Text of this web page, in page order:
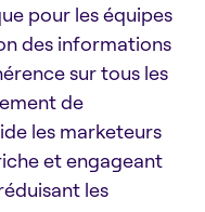
pour les équipes
des informations
sur tous les
de
les marketeurs
et engageant
les